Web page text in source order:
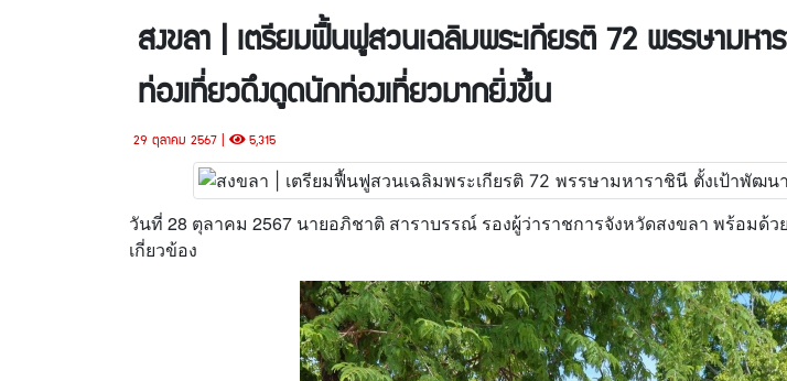
สงขลา | เตรียมฟื้นฟูสวนเฉลิมพระเกียรติ 72 พรรษามห
ท่องเที่ยวดึงดูดนักท่องเที่ยวมากยิ่งขึ้น
29 ตุลาคม 2567 | 5,315
วันที่ 28 ตุลาคม 2567 นายอภิชาติ สาราบรรณ์ รองผู้ว่าราชการจังหวัดสงขลา พร้อม
เกี่ยวข้อง